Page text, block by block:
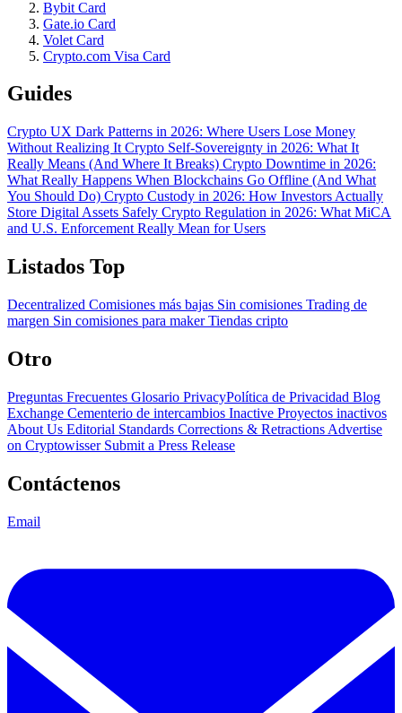
Bybit Card
Gate.io Card
Volet Card
Crypto.com Visa Card
Guides
Crypto UX Dark Patterns in 2026: Where Users Lose Money
Without Realizing It Crypto Self-Sovereignty in 2026: What It
Really Means (And Where It Breaks) Crypto Downtime in 2026:
What Really Happens When Blockchains Go Offline (And What
You Should Do) Crypto Custody in 2026: How Investors Actually
Store Digital Assets Safely Crypto Regulation in 2026: What MiCA
and U.S. Enforcement Really Mean for Users
Listados Top
Decentralized Comisiones más bajas Sin comisiones Trading de
margen Sin comisiones para makerTiendas cripto
Otro
Preguntas Frecuentes Glosario PrivacyPolítica de Privacidad Blog
Exchange Cementerio de intercambios Inactive Proyectos inactivos
About Us Editorial Standards Corrections & Retractions Advertise
on Cryptowisser Submit a Press Release
Contáctenos
Email